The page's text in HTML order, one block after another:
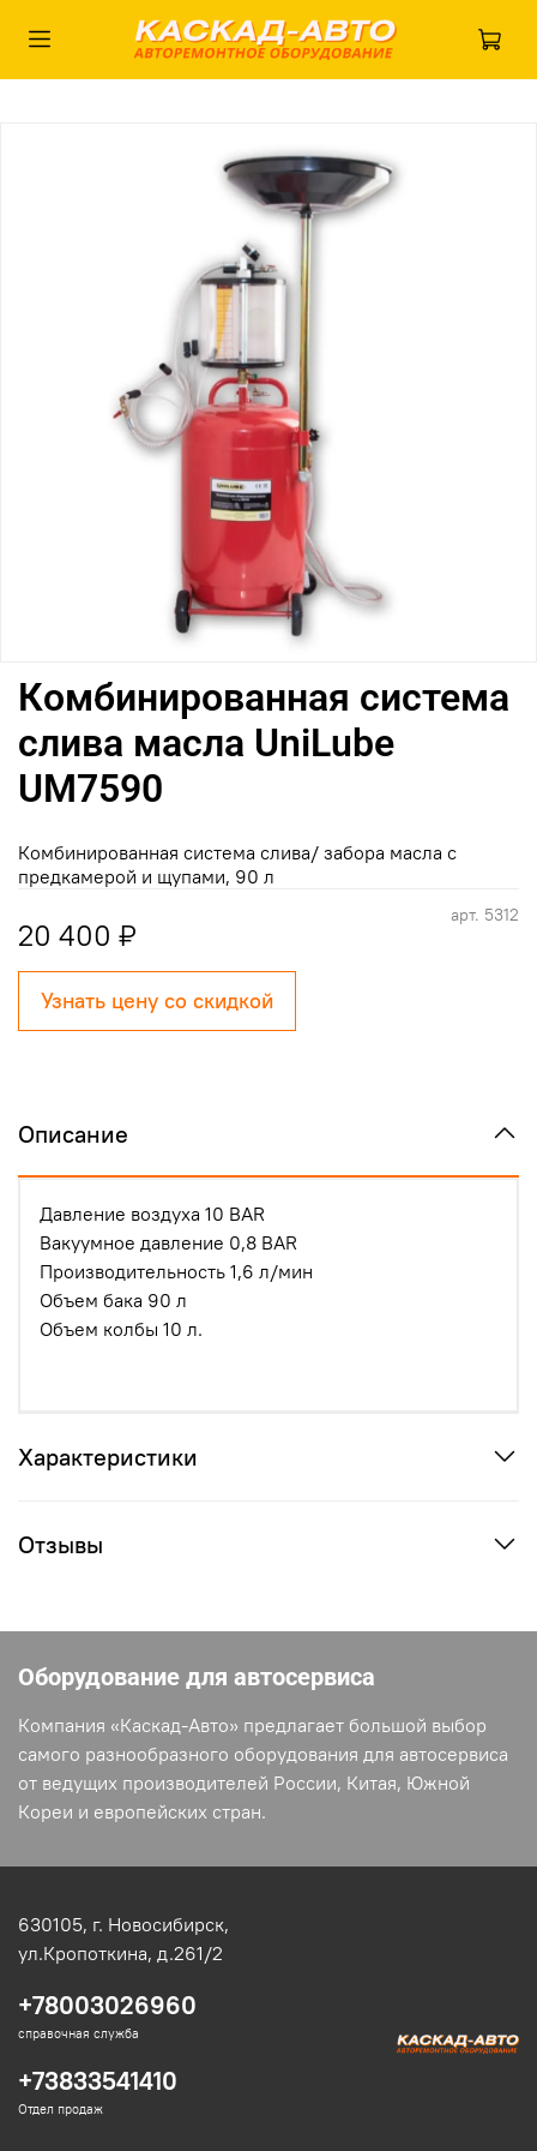
арт. 5312
Комбинированная система
слива масла UniLube
UM7590
20 400 ₽
Узнать цену со скидкой
Комбинированная система слива/ забора масла с
предкамерой и щупами, 90 л
Описание
Давление воздуха 10 BAR
Вакуумное давление 0,8 BAR
Производительность 1,6 л/мин
Объем бака 90 л
Объем колбы 10 л.
Характеристики
Отзывы
Оборудование для автосервиса
Компания «Каскад-Авто» предлагает большой выбор
самого разнообразного оборудования для автосервиса
от ведущих производителей России, Китая, Южной
Кореи и европейских стран.
630105, г. Новосибирск,
ул.Кропоткина, д.261/2
+78003026960
справочная служба
+73833541410
Отдел продаж